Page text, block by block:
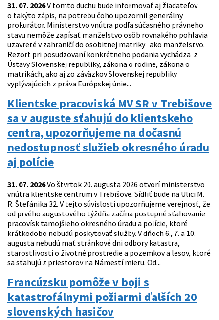
31. 07. 2026V tomto duchu bude informovať aj žiadateľov
o takýto zápis, na potrebu čoho upozornil generálny
prokurátor. Ministerstvo vnútra podľa súčasného právneho
stavu nemôže zapísať manželstvo osôb rovnakého pohlavia
uzavreté v zahraničí do osobitnej matriky ako manželstvo.
Rezort pri posudzovaní konkrétneho podania vychádza z
Ústavy Slovenskej republiky, zákona o rodine, zákona o
matrikách, ako aj zo záväzkov Slovenskej republiky
vyplývajúcich z práva Európskej únie...
Klientske pracoviská MV SR v Trebišove
sa v auguste sťahujú do klientskeho
centra, upozorňujeme na dočasnú
nedostupnosť služieb okresného úradu
aj polície
31. 07. 2026Vo štvrtok 20. augusta 2026 otvorí ministerstvo
vnútra klientske centrum v Trebišove. Sídliť bude na Ulici M.
R. Štefánika 32. V tejto súvislosti upozorňujeme verejnosť, že
od prvého augustového týždňa začína postupné sťahovanie
pracovísk tamojšieho okresného úradu a polície, ktoré
krátkodobo nebudú poskytovať služby. V dňoch 6., 7. a 10.
augusta nebudú mať stránkové dni odbory katastra,
starostlivosti o životné prostredie a pozemkov a lesov, ktoré
sa sťahujú z priestorov na Námestí mieru. Od...
Francúzsku pomôže v boji s
katastrofálnymi požiarmi ďalších 20
slovenských hasičov